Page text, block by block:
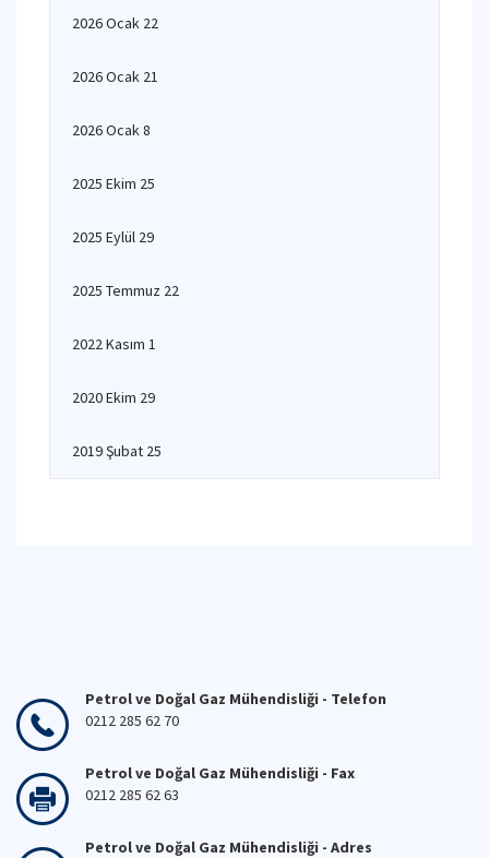
2026 Ocak 22
2026 Ocak 21
2026 Ocak 8
2025 Ekim 25
2025 Eylül 29
2025 Temmuz 22
2022 Kasım 1
2020 Ekim 29
2019 Şubat 25
Petrol ve Doğal Gaz Mühendisliği - Telefon
0212 285 62 70
Petrol ve Doğal Gaz Mühendisliği - Fax
0212 285 62 63
Petrol ve Doğal Gaz Mühendisliği - Adres